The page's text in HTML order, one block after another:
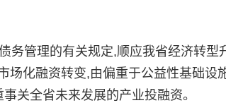
管理的有关规定,顺应我省经济转型
场化融资转变,由偏重于公益性基础设
关全省未来发展的产业投融资。